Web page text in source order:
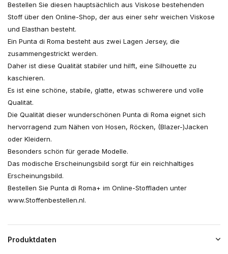
Bestellen Sie diesen hauptsächlich aus Viskose bestehenden
Stoff über den Online-Shop, der aus einer sehr weichen Viskose
und Elasthan besteht.
Ein Punta di Roma besteht aus zwei Lagen Jersey, die
zusammengestrickt werden.
Daher ist diese Qualität stabiler und hilft, eine Silhouette zu
kaschieren.
Es ist eine schöne, stabile, glatte, etwas schwerere und volle
Qualität.
Die Qualität dieser wunderschönen Punta di Roma eignet sich
hervorragend zum Nähen von Hosen, Röcken, (Blazer-)Jacken
oder Kleidern.
Besonders schön für gerade Modelle.
Das modische Erscheinungsbild sorgt für ein reichhaltiges
Erscheinungsbild.
Bestellen Sie Punta di Roma+ im Online-Stoffladen unter
www.Stoffenbestellen.nl.
Produktdaten